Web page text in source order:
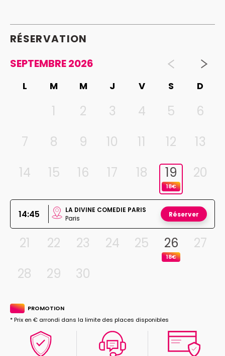
RÉSERVATION
SEPTEMBRE 2026
L M M J V S D
1 2 3 4 5
6
7
8 9 10 11 12
13
14
15 16 17 18 19
18€
20
14:45
LA DIVINE COMEDIE PARIS
Paris
Réserver
21 22 23 24 25 26
18€
27
28
29 30
PROMOTION
* Prix en € arrondi dans la limite des places disponibles